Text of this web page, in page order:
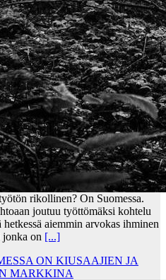
rikollinen? On Suomessa.
joutuu työttömäksi kohtelu
aiemmin arvokas ihminen
on [...]
ON KIUSAAJIEN JA
MARKKINA